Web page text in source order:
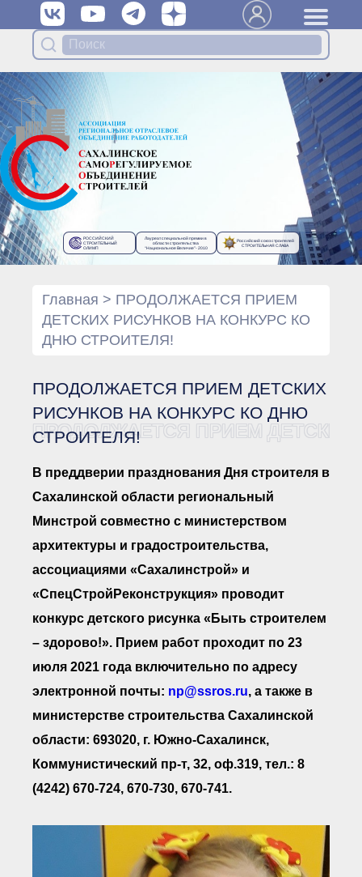
Органы управления Ассоциации
● Общее собрание членов
● Генеральный директор
Специализированные органы
● Контрольный комитет
● Дисциплинарный комитет
● Архив
Протоколы органов управления
документы
● Действующие документы
● Сбор предложений во
внутренние документы
Компенсационный фонд
Реестры Ассоциации
Ассоциации
Ассоциации,
осуществляющих
объединения
● Реестр членов
Застройщиков
● Реестр членов
заказчиков
Ассоциации с правом
имеющих строительные
Общественный контроль
Политика информационной
открытости
РОССИЙСКИЙ
СТРОИТЕЛЬНЫЙ
ОЛИМП
Лауреат специальной премии в
области строительства
“Национальное Величие”- 2010
Российский союз строителей
СТРОИТЕЛЬНАЯ СЛАВА
Главная > ПРОДОЛЖАЕТСЯ ПРИЕМ
ДЕТСКИХ РИСУНКОВ НА КОНКУРС КО
ДНЮ СТРОИТЕЛЯ!
ПРОДОЛЖАЕТСЯ ПРИЕМ ДЕТСКИХ
РИСУНКОВ НА КОНКУРС КО ДНЮ
СТРОИТЕЛЯ!
ПРОДОЛЖАЕТСЯ ПРИЕМ ДЕТСКИХ
В преддверии празднования Дня строителя в
Сахалинской области региональный
Минстрой совместно с министерством
архитектуры и градостроительства,
ассоциациями «Сахалинстрой» и
«СпецСтройРеконструкция» проводит
конкурс детского рисунка «Быть строителем
– здорово!». Прием работ проходит по 23
июля 2021 года включительно по адресу
электронной почты: np@ssros.ru, а также в
министерстве строительства Сахалинской
области: 693020, г. Южно-Сахалинск,
Коммунистический пр-т, 32, оф.319, тел.: 8
(4242) 670-724, 670-730, 670-741.